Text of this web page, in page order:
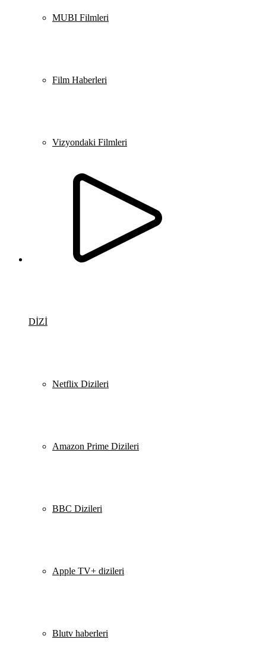
MUBI Filmleri
Film Haberleri
Vizyondaki Filmleri
DİZİ
Netflix Dizileri
Amazon Prime Dizileri
BBC Dizileri
Apple TV+ dizileri
Blutv haberleri